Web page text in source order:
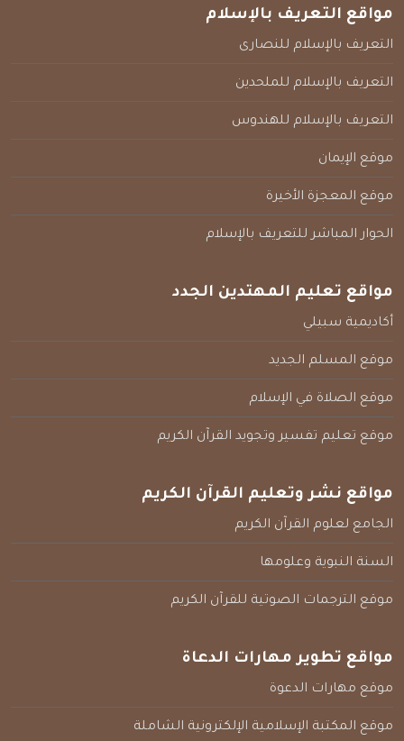
مواقع التعريف بالإسلام
التعريف بالإسلام للنصارى
التعريف بالإسلام للملحدين
التعريف بالإسلام للهندوس
موقع الإيمان
موقع المعجزة الأخيرة
الحوار المباشر للتعريف بالإسلام
مواقع تعليم المهتدين الجدد
أكاديمية سبيلي
موقع المسلم الجديد
موقع الصلاة في الإسلام
موقع تعليم تفسير وتجويد القرآن الكريم
مواقع نشر وتعليم القرآن الكريم
الجامع لعلوم القرآن الكريم
السنة النبوية وعلومها
موقع الترجمات الصوتية للقرآن الكريم
مواقع تطوير مهارات الدعاة
موقع مهارات الدعوة
موقع المكتبة الإسلامية الإلكترونية الشاملة